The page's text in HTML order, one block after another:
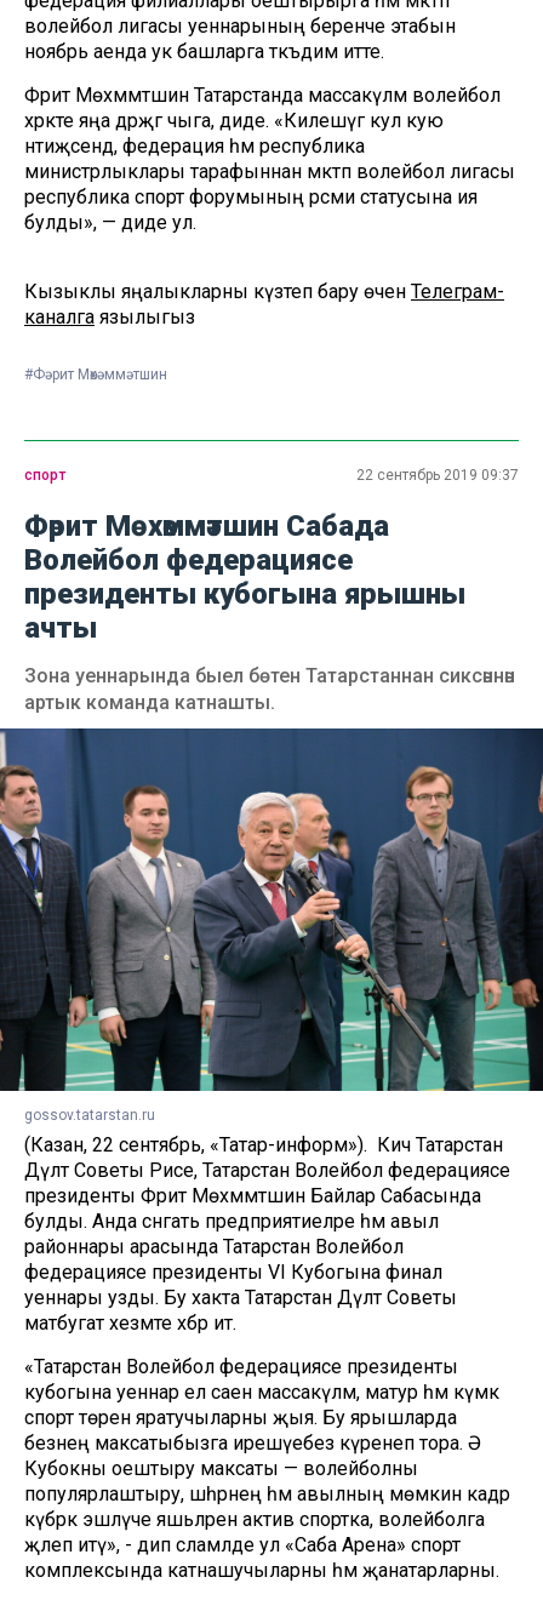
волейбол лигасы уеннарының беренче этабын
ноябрь аенда ук башларга тәкъдим итте.
Фәрит Мөхәммәтшин Татарстанда массакүләм волейбол
хәрәкәте яңа дәрәҗәгә чыга, диде. «Килешүгә кул кую
нәтиҗәсендә, федерация һәм республика
министрлыклары тарафыннан мәктәп волейбол лигасы
республика спорт форумының рәсми статусына ия
булды», — диде ул.
Кызыклы яңалыкларны күзәтеп бару өчен Телеграм-
каналга язылыгыз
#Фәрит Мөхәммәтшин
спорт 22 сентябрь 2019 09:37
Фәрит Мөхәммәтшин Сабада
Волейбол федерациясе
президенты кубогына ярышны
ачты
Зона уеннарында быел бөтен Татарстаннан сиксәннән
артык команда катнашты.
gossov.tatarstan.ru
(Казан, 22 сентябрь, «Татар-информ»). Кичә Татарстан
Дәүләт Советы Рәисе, Татарстан Волейбол федерациясе
президенты Фәрит Мөхәммәтшин Байлар Сабасында
булды. Анда сәнәгать предприятиеләре һәм авыл
районнары арасында Татарстан Волейбол
федерациясе президенты VI Кубогына финал
уеннары узды. Бу хакта Татарстан Дәүләт Советы
матбугат хезмәте хәбәр итә.
«Татарстан Волейбол федерациясе президенты
кубогына уеннар ел саен массакүләм, матур һәм күмәк
спорт төрен яратучыларны җыя. Бу ярышларда
безнең максатыбызга ирешүебез күренеп тора. Ә
Кубокны оештыру максаты — волейболны
популярлаштыру, шәһәрнең һәм авылның мөмкин кадәр
күбрәк эшләүче яшьләрен актив спортка, волейболга
җәлеп итү», - дип сәламләде ул «Саба Арена» спорт
комплексында катнашучыларны һәм җанатарларны.